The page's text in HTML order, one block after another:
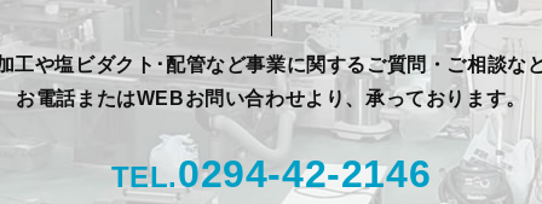
工や塩ビダクト･配管など事業に関するご質問・ご相談な
お電話またはWEBお問い合わせより、承っております。
TEL.0294-42-2146